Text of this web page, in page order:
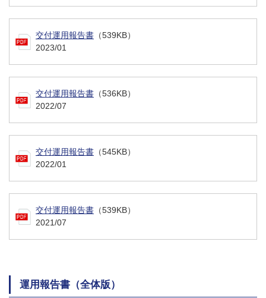
交付運用報告書 （539KB）
2023/01
交付運用報告書 （536KB）
2022/07
交付運用報告書 （545KB）
2022/01
交付運用報告書 （539KB）
2021/07
運用報告書（全体版）